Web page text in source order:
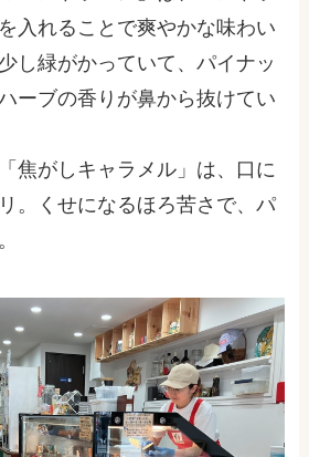
入れることで爽やかな味わい
し緑がかっていて、パイナッ
ーブの香りが鼻から抜けてい
焦がしキャラメル」は、口に
。くせになるほろ苦さで、パ